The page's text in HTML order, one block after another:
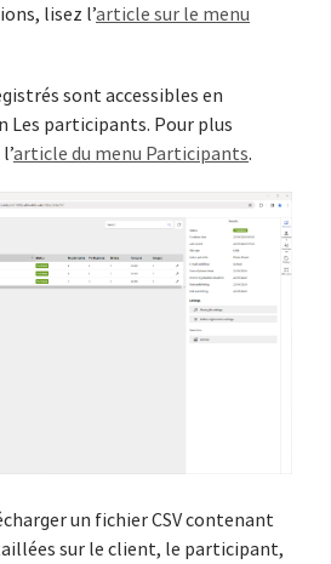
lisez l’article sur le menu
sont accessibles en
Les participants. Pour plus
article du menu Participants.
un fichier CSV contenant
sur le client, le participant,